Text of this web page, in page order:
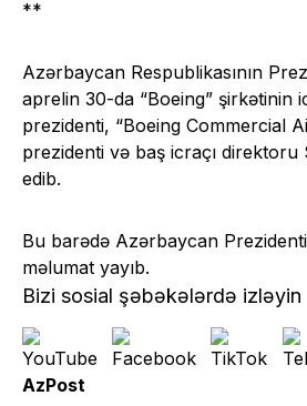
**
Azərbaycan Respublikasının
aprelin 30-da “Boeing” şirkətinin
prezidenti, “Boeing Commercial
prezidenti və baş icraçı direktoru
edib.
Bu barədə Azərbaycan
məlumat yayıb.
Bizi sosial şəbəkələrdə izləyin
AzPost